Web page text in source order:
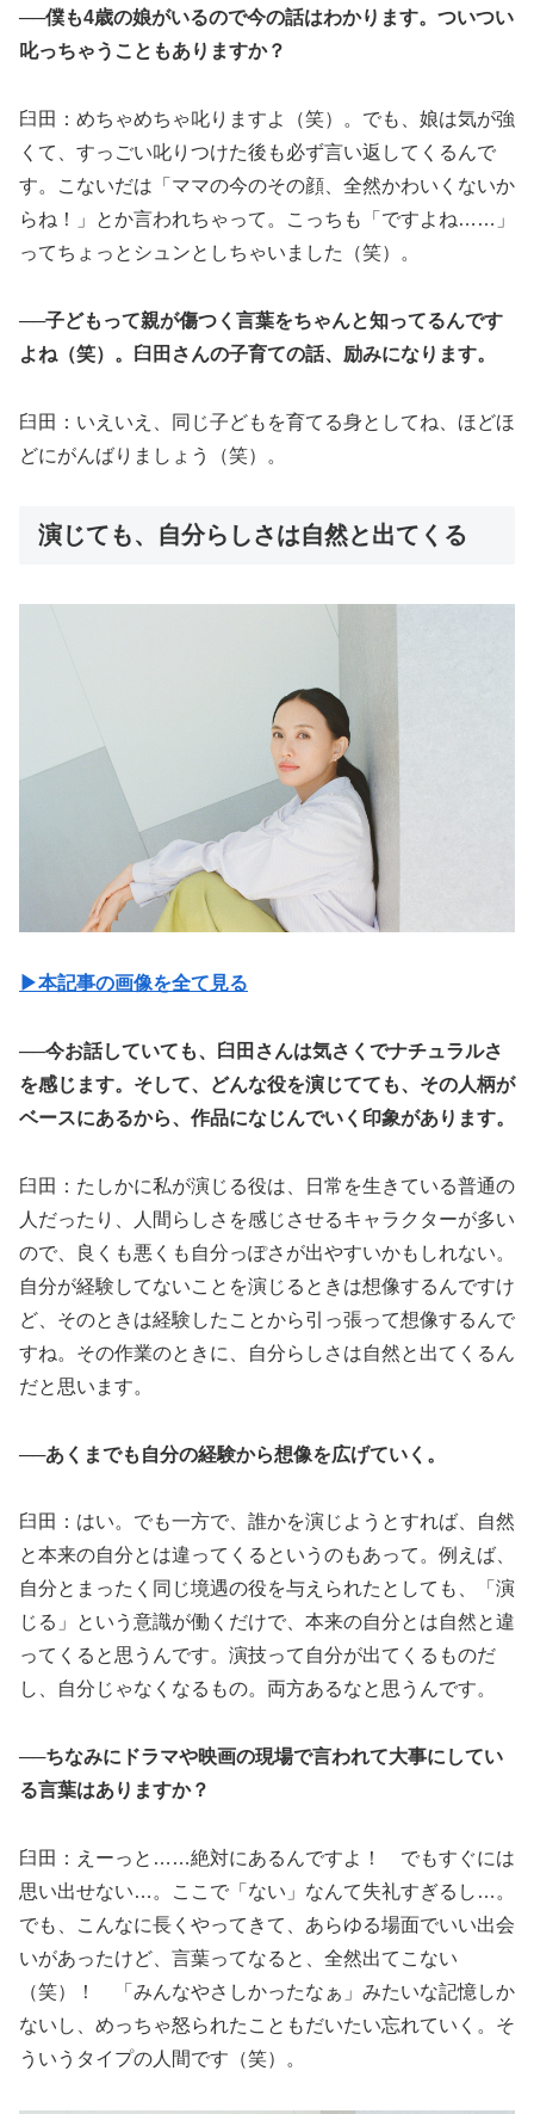
──僕も4歳の娘がいるので今の話はわかります。ついつい
叱っちゃうこともありますか？
臼田：めちゃめちゃ叱りますよ（笑）。でも、娘は気が強
くて、すっごい叱りつけた後も必ず言い返してくるんで
す。こないだは「ママの今のその顔、全然かわいくないか
らね！」とか言われちゃって。こっちも「ですよね……」
ってちょっとシュンとしちゃいました（笑）。
──子どもって親が傷つく言葉をちゃんと知ってるんです
よね（笑）。臼田さんの子育ての話、励みになります。
臼田：いえいえ、同じ子どもを育てる身としてね、ほどほ
どにがんばりましょう（笑）。
演じても、自分らしさは自然と出てくる
▶︎本記事の画像を全て見る
──今お話していても、臼田さんは気さくでナチュラルさ
を感じます。そして、どんな役を演じてても、その人柄が
ベースにあるから、作品になじんでいく印象があります。
臼田：たしかに私が演じる役は、日常を生きている普通の
人だったり、人間らしさを感じさせるキャラクターが多い
ので、良くも悪くも自分っぽさが出やすいかもしれない。
自分が経験してないことを演じるときは想像するんですけ
ど、そのときは経験したことから引っ張って想像するんで
すね。その作業のときに、自分らしさは自然と出てくるん
だと思います。
──あくまでも自分の経験から想像を広げていく。
臼田：はい。でも一方で、誰かを演じようとすれば、自然
と本来の自分とは違ってくるというのもあって。例えば、
自分とまったく同じ境遇の役を与えられたとしても、「演
じる」という意識が働くだけで、本来の自分とは自然と違
ってくると思うんです。演技って自分が出てくるものだ
し、自分じゃなくなるもの。両方あるなと思うんです。
──ちなみにドラマや映画の現場で言われて大事にしてい
る言葉はありますか？
臼田：えーっと……絶対にあるんですよ！ でもすぐには
思い出せない…。ここで「ない」なんて失礼すぎるし…。
でも、こんなに長くやってきて、あらゆる場面でいい出会
いがあったけど、言葉ってなると、全然出てこない
（笑）！ 「みんなやさしかったなぁ」みたいな記憶しか
ないし、めっちゃ怒られたこともだいたい忘れていく。そ
ういうタイプの人間です（笑）。